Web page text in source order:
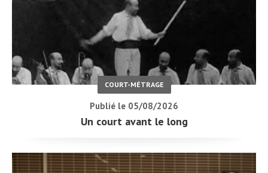
COURT-MÉTRAGE
Publié le 05/08/2026
Un court avant le long